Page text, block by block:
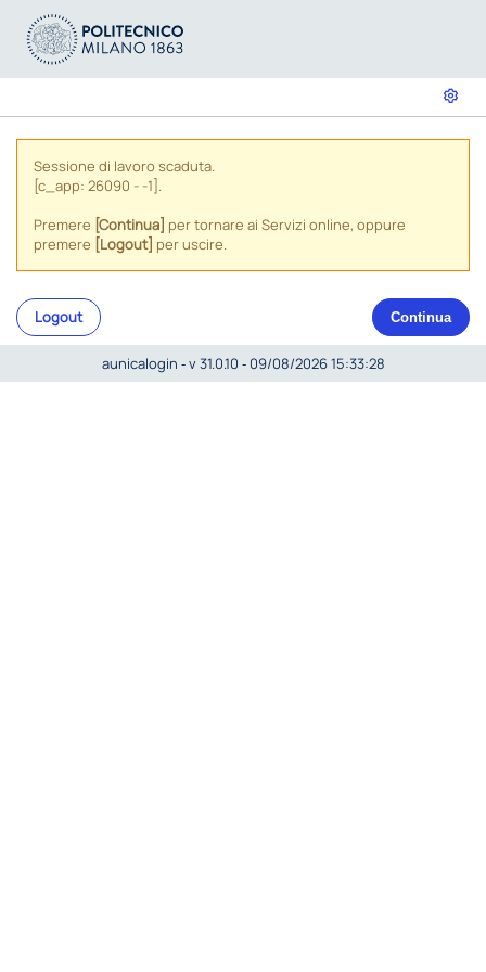
Sessione di lavoro scaduta.
[c_app: 26090 - -1].
Premere [Continua] per tornare ai Servizi online, oppure
premere [Logout] per uscire.
Logout Continua
aunicalogin ‐ v 31.0.10 ‐ 09/08/2026 15:33:28